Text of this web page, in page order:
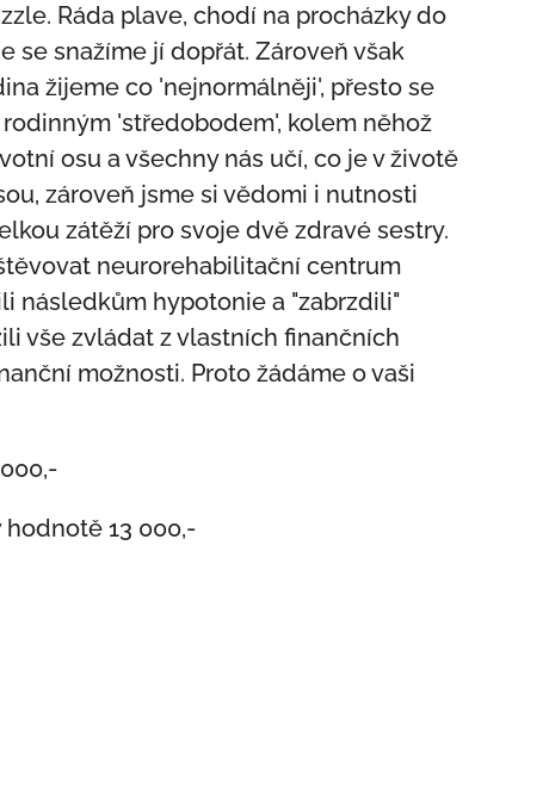
Ráda plave, chodí na procházky do
se snažíme jí dopřát. Zároveň však
žijeme co 'nejnormálněji', přesto se
'středobodem', kolem něhož
osu a všechny nás učí, co je v životě
zároveň jsme si vědomi i nutnosti
zátěží pro svoje dvě zdravé sestry.
neurorehabilitační centrum
následkům hypotonie a "zabrzdili"
vše zvládat z vlastních finančních
možnosti. Proto žádáme o vaši
13 000,-